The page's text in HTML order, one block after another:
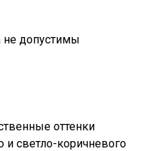
не допустимы
оттенки
и светло-коричневого